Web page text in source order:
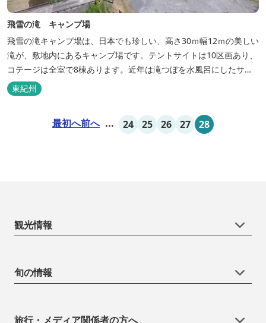
飛雪の滝 キャンプ場
飛雪の滝キャンプ場は、日本でも珍しい、高さ30ｍ幅12ｍの美しい
滝が、敷地内にあるキャンプ場です。テントサイトは10区画あり、
コテージは全室で8棟あります。近年は滝つぼを水風呂にしたサウ
ナが人気です。
東紀州
最初へ前へ ... 24 25 26 27 28
観光情報
旬の情報
旅行・メディア関係者の方へ